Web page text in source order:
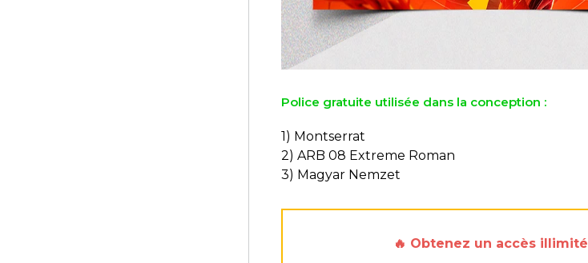
Police gratuite utilisée dans la conception :
1) Montserrat
2) ARB 08 Extreme Roman
3) Magyar Nemzet
🔥 Obtenez un accès illimité